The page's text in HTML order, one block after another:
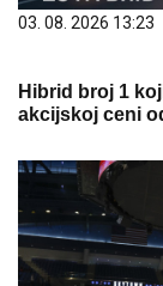
03. 08. 2026 13:23
Hibrid broj 1
akcijskoj ceni